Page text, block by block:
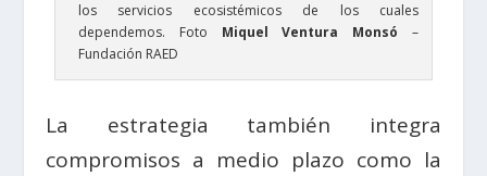
los servicios ecosistémicos de los cuales
dependemos. Foto Miquel Ventura Monsó –
Fundación RAED
La estrategia también integra
compromisos a medio plazo como la